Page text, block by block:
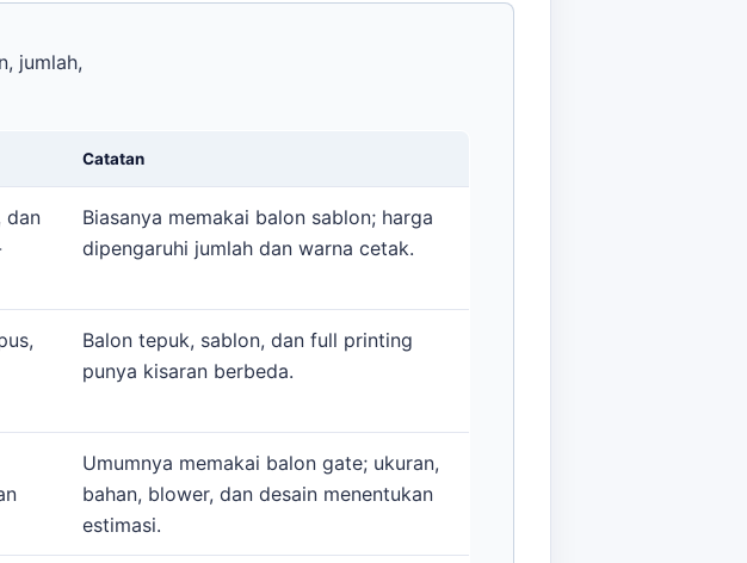
jumlah,
Catatan
dan
Biasanya memakai balon sablon; harga
dipengaruhi jumlah dan warna cetak.
Balon tepuk, sablon, dan full printing
punya kisaran berbeda.
Umumnya memakai balon gate; ukuran,
bahan, blower, dan desain menentukan
estimasi.